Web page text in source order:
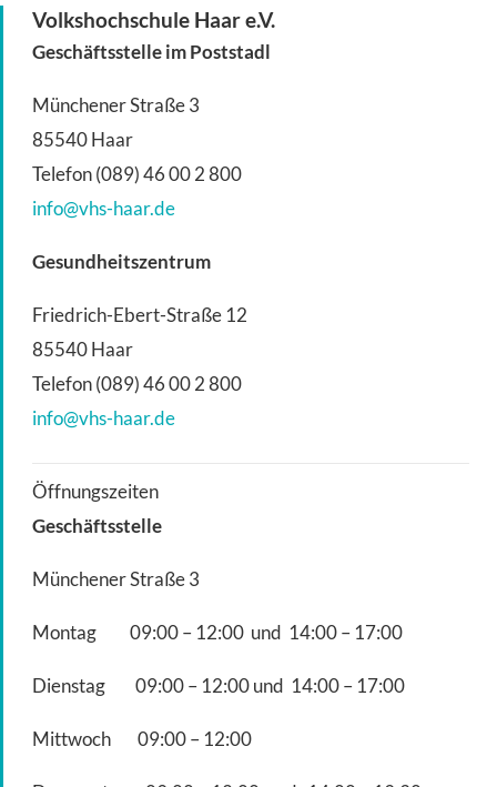
Volkshochschule Haar e.V.
Geschäftsstelle im Poststadl
Münchener Straße 3
85540 Haar
Telefon (089) 46 00 2 800
info@vhs-haar.de
Gesundheitszentrum
Friedrich-Ebert-Straße 12
85540 Haar
Telefon (089) 46 00 2 800
info@vhs-haar.de
Öffnungszeiten
Geschäftsstelle
Münchener Straße 3
Montag 09:00 – 12:00 und 14:00 – 17:00
Dienstag 09:00 – 12:00 und 14:00 – 17:00
Mittwoch 09:00 – 12:00